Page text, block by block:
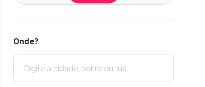
Onde?